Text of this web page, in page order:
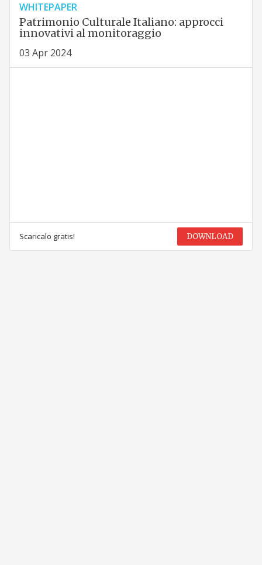
WHITEPAPER
Patrimonio Culturale Italiano: approcci
innovativi al monitoraggio
03 Apr 2024
Scaricalo gratis! DOWNLOAD